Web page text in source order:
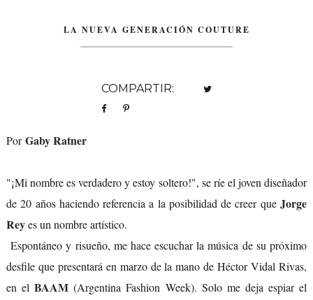
LA NUEVA GENERACIÓN COUTURE
COMPARTIR:
PorGaby Ratner
"¡Mi nombre es verdadero y estoy soltero!", se ríe el joven diseñador
de 20 años haciendo referencia a la posibilidad de creer queJorge
Reyes un nombre artístico.
Espontáneo y risueño, me hace escuchar la música de su próximo
desfile que presentará en marzo de la mano de Héctor Vidal Rivas,
en elBAAM (Argentina Fashion Week). Solo me deja espiar el